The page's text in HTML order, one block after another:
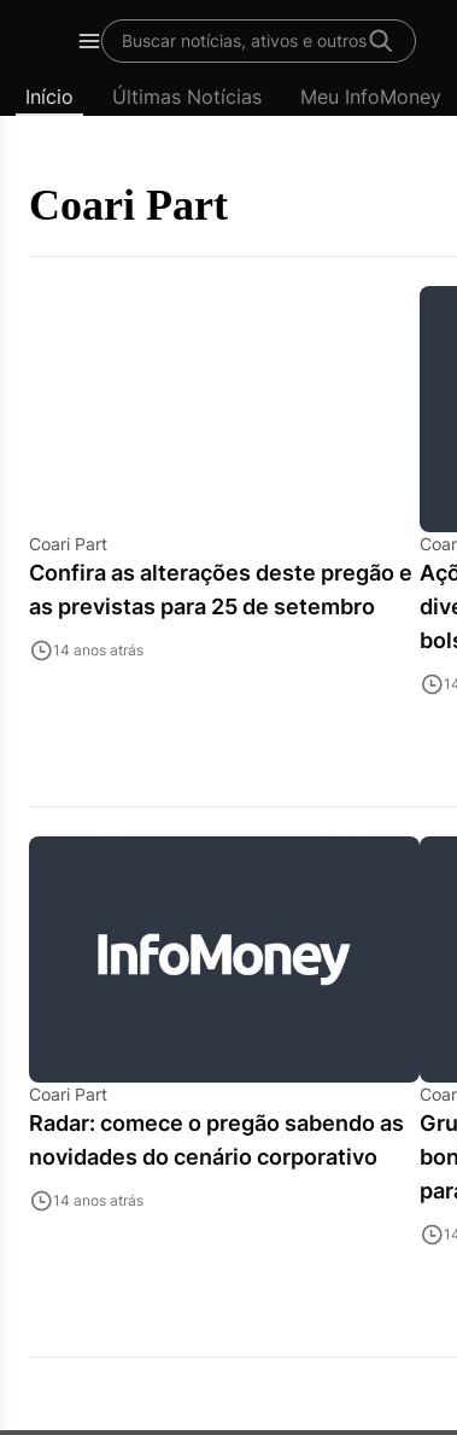
Últimas
InfoMoney
Menu
Buscar notícias, ativos e outros
Início Últimas Notícias Meu InfoMoney
Coari Part
Coari Part
Confira as alterações deste pregão e
as previstas para 25 de setembro
14 anos atrás
Coari Part
Radar: comece o pregão sabendo as
novidades do cenário corporativo
14 anos atrás